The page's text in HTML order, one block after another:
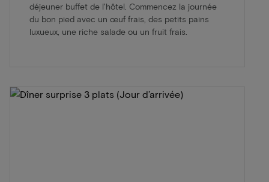
déjeuner buffet de l'hôtel. Commencez la journée
du bon pied avec un œuf frais, des petits pains
luxueux, une riche salade ou un fruit frais.